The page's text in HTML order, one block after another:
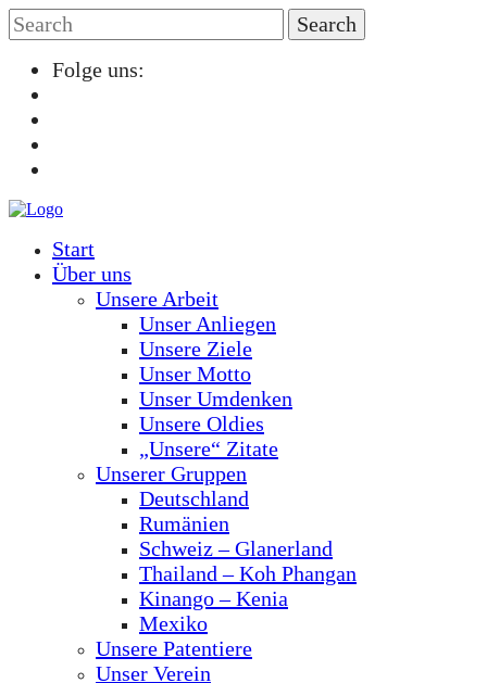
Folge uns:
Start
Über uns
Unsere Arbeit
Unser Anliegen
Unsere Ziele
Unser Motto
Unser Umdenken
Unsere Oldies
„Unsere“ Zitate
Unserer Gruppen
Deutschland
Rumänien
Schweiz – Glanerland
Thailand – Koh Phangan
Kinango – Kenia
Mexiko
Unsere Patentiere
Unser Verein